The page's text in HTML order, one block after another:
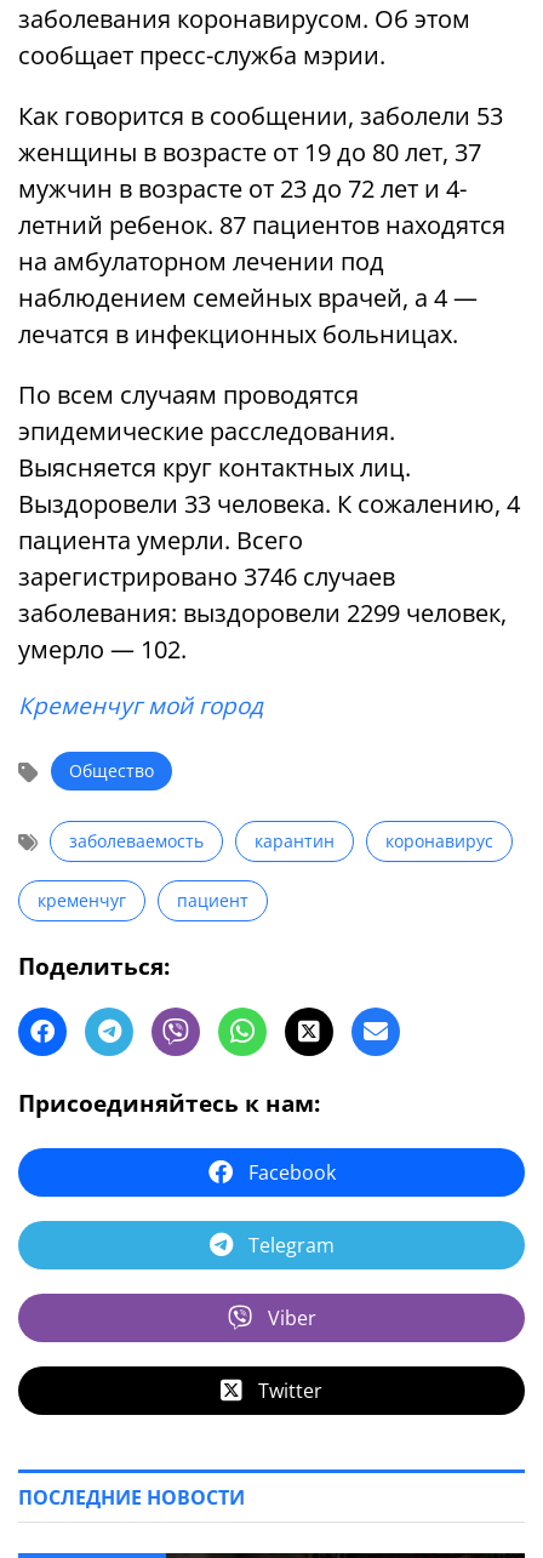
заболевания коронавирусом. Об этом
сообщает пресс-служба мэрии.
Как говорится в сообщении, заболели 53
женщины в возрасте от 19 до 80 лет, 37
мужчин в возрасте от 23 до 72 лет и 4-
летний ребенок. 87 пациентов находятся
на амбулаторном лечении под
наблюдением семейных врачей, а 4 —
лечатся в инфекционных больницах.
По всем случаям проводятся
эпидемические расследования.
Выясняется круг контактных лиц.
Выздоровели 33 человека. К сожалению, 4
пациента умерли. Всего
зарегистрировано 3746 случаев
заболевания: выздоровели 2299 человек,
умерло — 102.
Кременчуг мой город
Общество
заболеваемость карантин коронавирус
кременчуг пациент
Поделиться:
Присоединяйтесь к нам:
Facebook
Telegram
Viber
Twitter
ПОСЛЕДНИЕ НОВОСТИ